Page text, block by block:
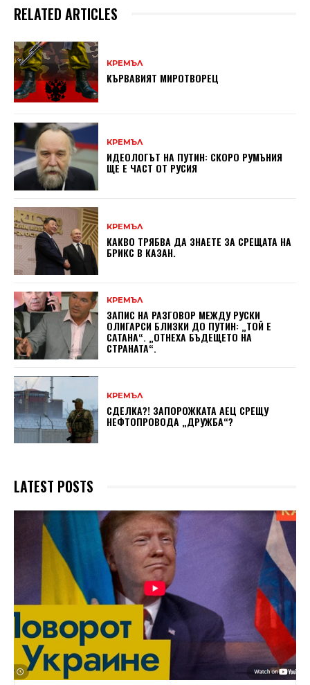
RELATED ARTICLES
КРЕМЪЛ
КЪРВАВИЯT МИРОТВОРЕЦ
КРЕМЪЛ
ИДЕОЛОГЪТ НА ПУТИН: СКОРО РУМЪНИЯ
ЩЕ Е ЧАСТ ОТ РУСИЯ
КРЕМЪЛ
КАКВО ТРЯБВА ДА ЗНАЕТЕ ЗА СРЕЩАТА НА
БРИКС В КАЗАН.
КРЕМЪЛ
ЗАПИС НА РАЗГОВОР МЕЖДУ РУСКИ
ОЛИГАРСИ БЛИЗКИ ДО ПУТИН: „ТОЙ Е
САТАНА“. „ОТНЕХА БЪДЕЩЕТО НА
СТРАНАТА“.
КРЕМЪЛ
СДЕЛКА?! ЗАПОРОЖКАТА АЕЦ СРЕЩУ
НЕФТОПРОВОДА „ДРУЖБА“?
LATEST POSTS